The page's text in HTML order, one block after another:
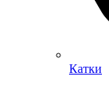
Катки